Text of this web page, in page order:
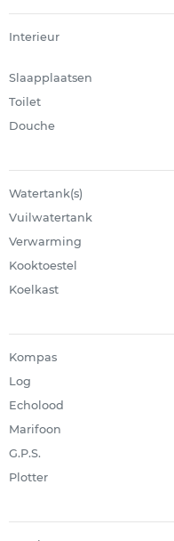
Interieur
Slaapplaatsen
Toilet
Douche
Watertank(s)
Vuilwatertank
Verwarming
Kooktoestel
Koelkast
Kompas
Log
Echolood
Marifoon
G.P.S.
Plotter